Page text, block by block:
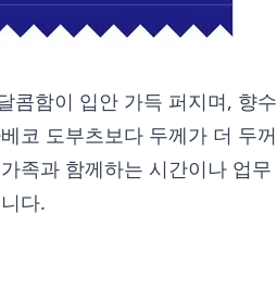
콤함이 입안 가득 퍼지며, 향수
코 도부츠보다 두께가 더 두꺼
족과 함께하는 시간이나 업무
다.